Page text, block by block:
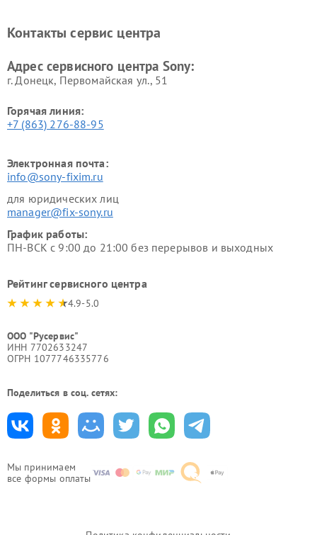
Мы принимаем
все формы оплаты
Контакты сервис центра
Адрес сервисного центра Sony:
г. Донецк, Первомайская ул., 51
Горячая линия:
+7 (863) 276-88-95
Электронная почта:
info@sony-fixim.ru
для юридических лиц
manager@fix-sony.ru
График работы:
ПН-ВСК с 9:00 до 21:00 без перерывов и выходных
Рейтинг сервисного центра
4.9-5.0
ООО "Русервис"
ИНН 7702633247
ОГРН 1077746335776
Поделиться в соц. сетях: